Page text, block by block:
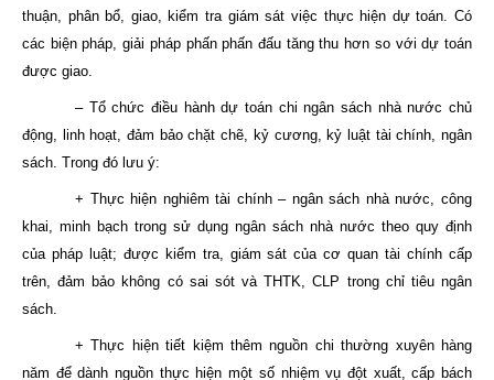
thuận, phân bổ, giao, kiểm tra giám sát việc thực hiện dự toán. Có
các biện pháp, giải pháp phấn phấn đấu tăng thu hơn so với dự toán
được giao.
– Tổ chức điều hành dự toán chi ngân sách nhà nước chủ
động, linh hoạt, đảm bảo chặt chẽ, kỷ cương, kỷ luật tài chính, ngân
sách. Trong đó lưu ý:
+ Thực hiện nghiêm tài chính – ngân sách nhà nước, công
khai, minh bạch trong sử dụng ngân sách nhà nước theo quy định
của pháp luật; được kiểm tra, giám sát của cơ quan tài chính cấp
trên, đảm bảo không có sai sót và THTK, CLP trong chỉ tiêu ngân
sách.
+ Thực hiện tiết kiệm thêm nguồn chi thường xuyên hàng
năm để dành nguồn thực hiện một số nhiệm vụ đột xuất, cấp bách